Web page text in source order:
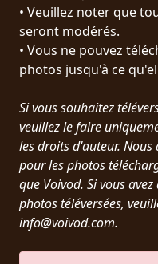
CONNEXION
SOMMES
CONNECTÉS
CONDITIONS
D'UTILISATION
POLITIQUE
DE
CONFIDENTIALITÉ
• Veuillez noter que
seront modérés.
• Vous ne pouvez
photos jusqu'à ce
Si vous souhaitez
veuillez le faire
les droits d'auteur.
pour les photos
que Voivod. Si vous
photos téléversées,
info@voivod.com.